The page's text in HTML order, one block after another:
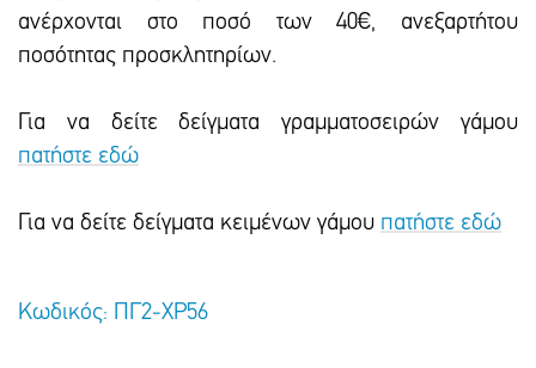
ανέρχονται στο ποσό των 40€, ανεξαρτήτου
ποσότητας προσκλητηρίων.
Για να δείτε δείγματα γραμματοσειρών γάμου
πατήστε εδώ
Για να δείτε δείγματα κειμένων γάμου πατήστε εδώ
Κωδικός: ΠΓ2-ΧΡ56